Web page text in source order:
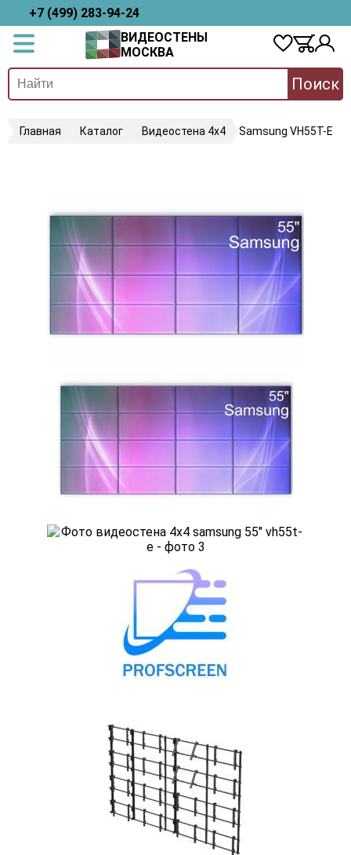
+7 (499) 283-94-24
ВИДЕОСТЕНЫ
МОСКВА
Поиск
Главная Каталог Видеостена 4х4 Samsung VH55T-E